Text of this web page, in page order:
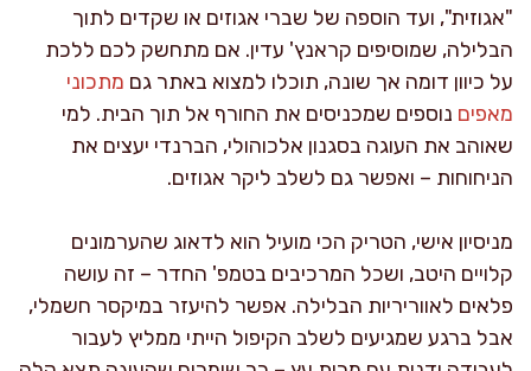
"אגוזית", ועד הוספה של שברי אגוזים או שקדים לתוך
הבלילה, שמוסיפים קראנץ' עדין. אם מתחשק לכם ללכת
על כיוון דומה אך שונה, תוכלו למצוא באתר גם מתכוני
מאפים נוספים שמכניסים את החורף אל תוך הבית. למי
שאוהב את העוגה בסגנון אלכוהולי, הברנדי יעצים את
הניחוחות – ואפשר גם לשלב ליקר אגוזים.
מניסיון אישי, הטריק הכי מועיל הוא לדאוג שהערמונים
קלויים היטב, ושכל המרכיבים בטמפ' החדר – זה עושה
פלאים לאווריריות הבלילה. אפשר להיעזר במיקסר חשמלי,
אבל ברגע שמגיעים לשלב הקיפול הייתי ממליץ לעבור